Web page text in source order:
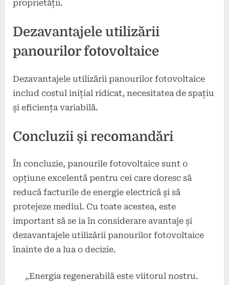
proprietății.
Dezavantajele utilizării
panourilor fotovoltaice
Dezavantajele utilizării panourilor fotovoltaice
includ costul inițial ridicat, necesitatea de spațiu
și eficiența variabilă.
Concluzii și recomandări
În concluzie, panourile fotovoltaice sunt o
opțiune excelentă pentru cei care doresc să
reducă facturile de energie electrică și să
protejeze mediul. Cu toate acestea, este
important să se ia în considerare avantaje și
dezavantajele utilizării panourilor fotovoltaice
înainte de a lua o decizie.
„Energia regenerabilă este viitorul nostru.